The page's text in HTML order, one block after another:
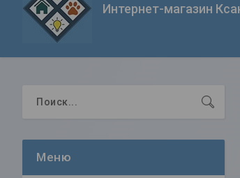
Интернет-магазин